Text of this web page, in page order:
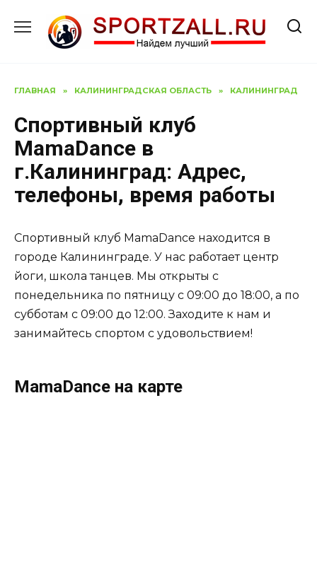
содержанию
ГЛАВНАЯ » КАЛИНИНГРАДСКАЯ ОБЛАСТЬ » КАЛИНИНГРАД
Спортивный клуб
MamaDance в
г.Калининград: Адрес,
телефоны, время работы
Спортивный клуб MamaDance находится в
городе Калининграде. У нас работает центр
йоги, школа танцев. Мы открыты с
понедельника по пятницу с 09:00 до 18:00, а по
субботам с 09:00 до 12:00. Заходите к нам и
занимайтесь спортом с удовольствием!
MamaDance на карте